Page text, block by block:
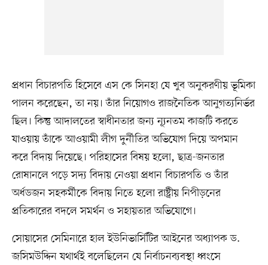
প্রধান বিচারপতি হিসেবে এস কে সিনহা যে খুব অনুকরণীয় ভূমিকা
পালন করেছেন, তা নয়। তাঁর নিয়োগও রাজনৈতিক আনুগত্যনির্ভর
ছিল। কিন্তু আদালতের স্বাধীনতার জন্য ন্যূনতম কাজটি করতে
যাওয়ায় তাঁকে আওয়ামী লীগ দুর্নীতির অভিযোগ দিয়ে অপমান
করে বিদায় দিয়েছে। পরিহাসের বিষয় হলো, ছাত্র-জনতার
রোষানলে পড়ে সদ্য বিদায় নেওয়া প্রধান বিচারপতি ও তাঁর
অর্ধডজন সহকর্মীকে বিদায় নিতে হলো রাষ্ট্রীয় নিপীড়নের
প্রতিকারের বদলে সমর্থন ও সহায়তার অভিযোগে।
সোয়াসের সেমিনারে হাল ইউনিভার্সিটির আইনের অধ্যাপক ড.
জসিমউদ্দিন যথার্থই বলেছিলেন যে নির্বাচনব্যবস্থা ধ্বংসে